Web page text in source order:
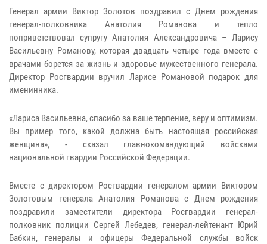
Генерал армии Виктор Золотов поздравил с Днем рождения
генерал-полковника Анатолия Романова и тепло
поприветствовал супругу Анатолия Александровича – Ларису
Васильевну Романову, которая двадцать четыре года вместе с
врачами борется за жизнь и здоровье мужественного генерала.
Директор Росгвардии вручил Ларисе Романовой подарок для
именинника.
«Лариса Васильевна, спасибо за ваше терпение, веру и оптимизм.
Вы пример того, какой должна быть настоящая российская
женщина», - сказал главнокомандующий войсками
национальной гвардии Российской Федерации.
Вместе с директором Росгвардии генералом армии Виктором
Золотовым генерала Анатолия Романова с Днем рождения
поздравили заместители директора Росгвардии генерал-
полковник полиции Сергей Лебедев, генерал-лейтенант Юрий
Бабкин, генералы и офицеры Федеральной службы войск